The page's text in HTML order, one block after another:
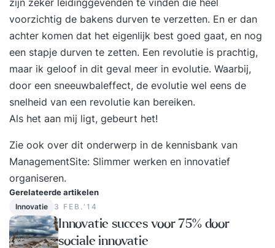
aan bod: wat creativiteit is waarom je wel eens
‘vast’ komt te zitten de basisvaardigheden van
het creatief denken creatieve denktechnieken
om denkpatronen te doorbreken de juiste
mindset en voorwaarden om ideeën te laten
groeien of om zeep te helpen de structuur van
een creatief denkproces hoe je van een ‘wild’ idee
een verrassend uitvoerbaar idee maakt Hierdoor
krijg je krachtige tools in handen die je creatieve
denkkracht vergroten om te allen tijde op nieuwe,
originele ideeën en oplossingen te komen. Alleen
of met een team. Je ontdekt je eigen creativiteit
en hoe je deze verder kunt ontwikkelen en in kunt
zetten. Niet alleen in je werk, maar ook op andere
situaties die ‘vast’ zitten. Je probleemoplossend
zijn zeker leidinggevenden te vinden die heel
voorzichtig de bakens durven te verzetten. En er dan
achter komen dat het eigenlijk best goed gaat, en nog
een stapje durven te zetten. Een revolutie is prachtig,
maar ik geloof in dit geval meer in evolutie. Waarbij,
door een sneeuwbaleffect, de evolutie wel eens de
snelheid van een revolutie kan bereiken.
Als het aan mij ligt, gebeurt het!
Zie ook over dit onderwerp in de kennisbank van
ManagementSite: Slimmer werken en innovatief
organiseren.
Gerelateerde artikelen
Innovatie 3 FEB.‘14
Innovatie succes voor 75% door
sociale innovatie